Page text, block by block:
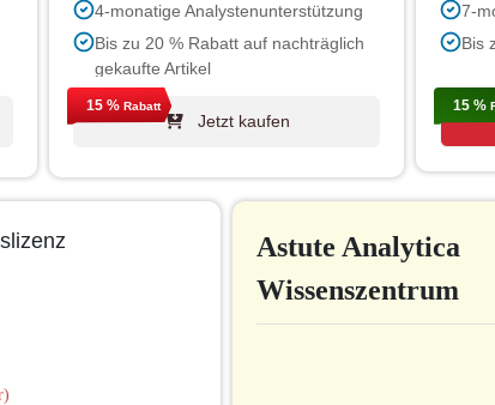
4-monatige Analystenunterstützung
Bis zu 20 % Rabatt auf nachträglich
gekaufte Artikel
15 % Rabatt
Jetzt kaufen
7-
Bis
15 %
Astute Analytica
Wissenszentrum